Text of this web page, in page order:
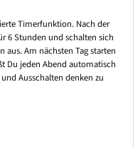
Timerfunktion. Nach der
6 Stunden und schalten sich
Am nächsten Tag starten
Du jeden Abend automatisch
Ausschalten denken zu